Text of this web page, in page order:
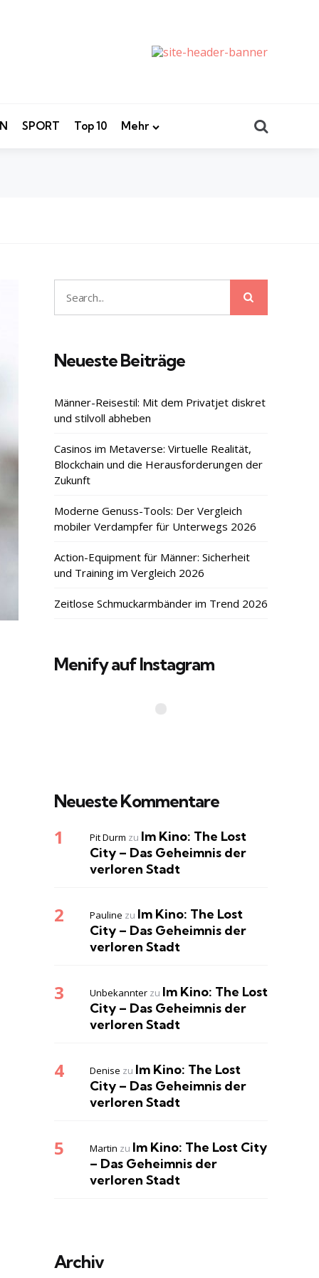
SPORT Top 10 Mehr
Search
for:
Neueste Beiträge
Männer-Reisestil: Mit dem Privatjet diskret
und stilvoll abheben
Casinos im Metaverse: Virtuelle Realität,
Blockchain und die Herausforderungen der
Zukunft
Moderne Genuss-Tools: Der Vergleich
mobiler Verdampfer für Unterwegs 2026
Action-Equipment für Männer: Sicherheit
und Training im Vergleich 2026
Zeitlose Schmuckarmbänder im Trend 2026
Menify auf Instagram
Neueste Kommentare
Pit Durm zu Im Kino: The Lost
City – Das Geheimnis der
verloren Stadt
Pauline zu Im Kino: The Lost
City – Das Geheimnis der
verloren Stadt
Unbekannter zu Im Kino: The Lost
City – Das Geheimnis der
verloren Stadt
Denise zu Im Kino: The Lost
City – Das Geheimnis der
verloren Stadt
Martin zu Im Kino: The Lost City
– Das Geheimnis der
verloren Stadt
Archiv